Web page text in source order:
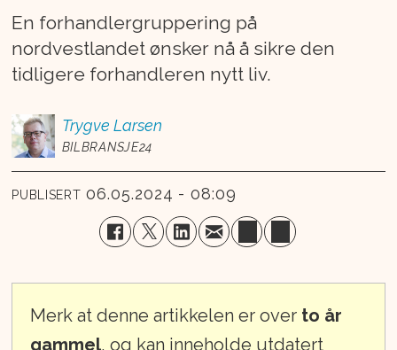
En forhandlergruppering på
nordvestlandet ønsker nå å sikre den
tidligere forhandleren nytt liv.
Trygve Larsen
BILBRANSJE24
PUBLISERT 06.05.2024 - 08:09
Merk at denne artikkelen er over to år
gammel, og kan inneholde utdatert